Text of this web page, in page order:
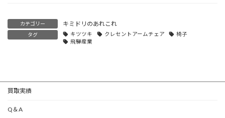
カテゴリー キミドリのあれこれ
タグ キツツキ クレセントアームチェア
椅子
飛騨産業
買取実績
Q＆A